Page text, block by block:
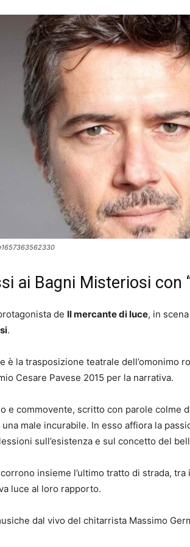
ai Bagni Misteriosi con
de Il mercante di luce, in
.
è la trasposizione teatrale dell’omonimo
Cesare Pavese 2015 per la narrativa.
e commovente, scritto con parole colme
male incurabile. In esso affiora la
sull’esistenza e sul concetto del
insieme l’ultimo tratto di strada,
luce al loro rapporto.
dal vivo del chitarrista Massimo